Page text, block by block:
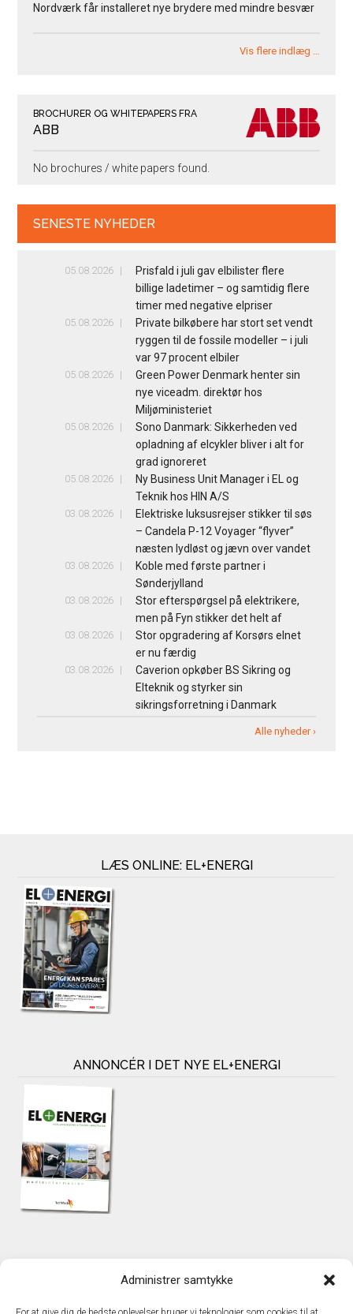
Administrer samtykke
Nordværk får installeret nye brydere med mindre besvær
Vis flere indlæg …
BROCHURER OG WHITEPAPERS FRA
ABB
No brochures / white papers found.
SENESTE NYHEDER
05.08.2026
Prisfald i juli gav elbilister flere
billige ladetimer – og samtidig flere
timer med negative elpriser
05.08.2026
Private bilkøbere har stort set vendt
ryggen til de fossile modeller – i juli
var 97 procent elbiler
05.08.2026
Green Power Denmark henter sin
nye viceadm. direktør hos
Miljøministeriet
05.08.2026
Sono Danmark: Sikkerheden ved
opladning af elcykler bliver i alt for
grad ignoreret
05.08.2026
Ny Business Unit Manager i EL og
Teknik hos HIN A/S
03.08.2026
Elektriske luksusrejser stikker til søs
– Candela P-12 Voyager “flyver”
næsten lydløst og jævn over vandet
03.08.2026
Koble med første partner i
Sønderjylland
03.08.2026
Stor efterspørgsel på elektrikere,
men på Fyn stikker det helt af
03.08.2026
Stor opgradering af Korsørs elnet
er nu færdig
03.08.2026
Caverion opkøber BS Sikring og
Elteknik og styrker sin
sikringsforretning i Danmark
Alle nyheder ›
LÆS ONLINE: EL+ENERGI
ANNONCÉR I DET NYE EL+ENERGI
TechMedia A/S